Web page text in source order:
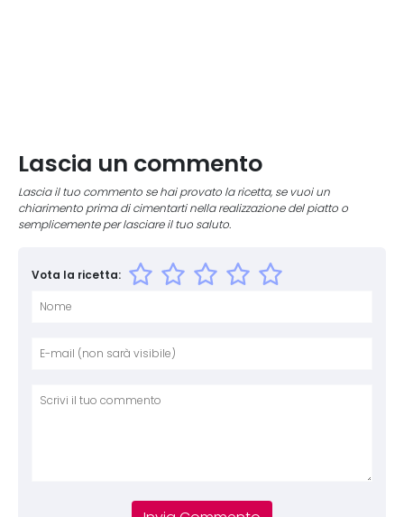
Lascia un commento
Lascia il tuo commento se hai provato la ricetta, se vuoi un
chiarimento prima di cimentarti nella realizzazione del piatto o
semplicemente per lasciare il tuo saluto.
Vota la ricetta: